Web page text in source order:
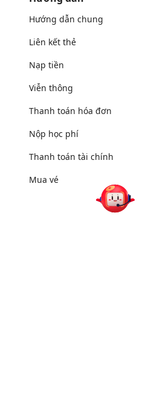
Hướng dẫn chung
Liên kết thẻ
Nạp tiền
Viễn thông
Thanh toán hóa đơn
Nộp học phí
Thanh toán tài chính
Mua vé